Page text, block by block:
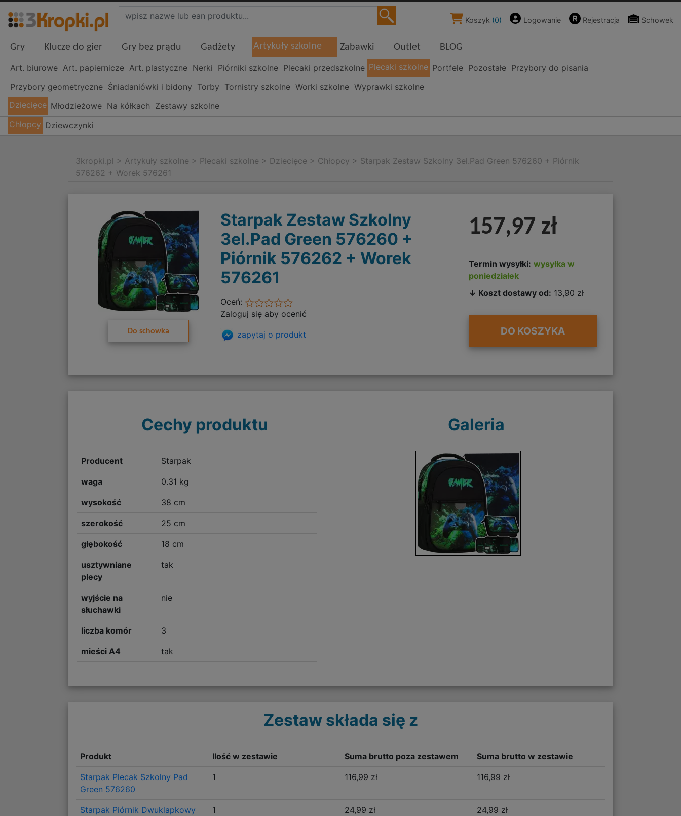
Koszyk (0) Logowanie Rejestracja Schowek
Gry Klucze do gier Gry bez prądu Gadżety Artykuły szkolne Zabawki Outlet BLOG
Art. biurowe Art. papiernicze Art. plastyczne Nerki Piórniki szkolne Plecaki przedszkolne Plecaki szkolne Portfele Pozostałe Przybory do pisania
Przybory geometryczne Śniadaniówki i bidony Torby Tornistry szkolne Worki szkolne Wyprawki szkolne
Dziecięce Młodzieżowe Na kółkach Zestawy szkolne
Chłopcy Dziewczynki
3kropki.pl > Artykuły szkolne > Plecaki szkolne > Dziecięce > Chłopcy > Starpak Zestaw Szkolny 3el.Pad Green 576260 + Piórnik
576262 + Worek 576261
Do schowka
Starpak Zestaw Szkolny
3el.Pad Green 576260 +
Piórnik 576262 + Worek
576261
Oceń:
Zaloguj się aby ocenić
zapytaj o produkt
157,97 zł
Termin wysyłki: wysyłka w
poniedziałek
↓ Koszt dostawy od: 13,90 zł
DO KOSZYKA
Cechy produktu
Producent Starpak
waga 0.31 kg
wysokość 38 cm
szerokość 25 cm
głębokość 18 cm
usztywniane
plecy
tak
wyjście na
słuchawki
nie
liczba komór 3
mieści A4 tak
Galeria
Zestaw składa się z
Produkt Ilość w zestawie Suma brutto poza zestawem Suma brutto w zestawie
Starpak Plecak Szkolny Pad
Green 576260
1 116,99 zł 116,99 zł
Starpak Piórnik Dwuklapkowy
1 24,99 zł 24,99 zł